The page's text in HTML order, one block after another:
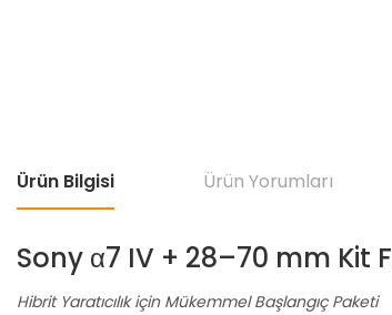
Ürün Bilgisi Ürün Yorumları
Sony α7 IV + 28–70 mm Kit
Hibrit Yaratıcılık için Mükemmel Başlangıç Paketi